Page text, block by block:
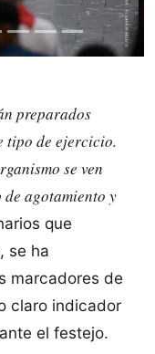
preparados
tipo de ejercicio.
se ven
agotamiento y
que
se ha
marcadores de
claro indicador
el festejo.